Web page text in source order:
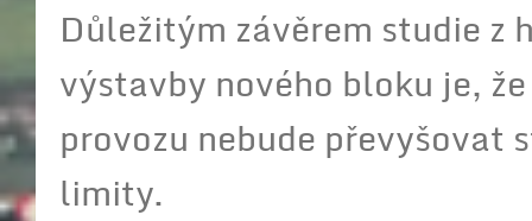
Důležitým závěrem studie z
výstavby nového bloku je,
provozu nebude převyšovat
limity.